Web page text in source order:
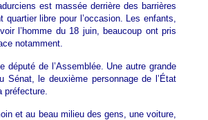
est massée derrière des barrières
libre pour l’occasion. Les enfants,
l’homme du 18 juin, beaucoup ont pris
notamment.
de l’Assemblée. Une autre grande
le deuxième personnage de l’État
préfecture.
et au beau milieu des gens, une voiture,